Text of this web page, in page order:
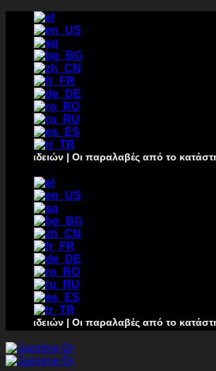
Μετάβαση
περιεχόμενο
| Οι παραλαβές από το κατάστημα
| Οι παραλαβές από το κατάστημα